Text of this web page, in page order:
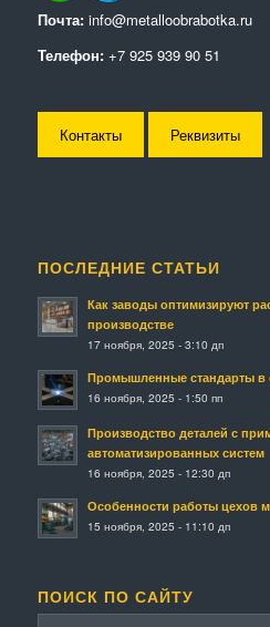
Почта: info@metalloobrabotka.ru
Телефон: +7 925 939 90 51
Контакты Реквизиты
ПОСЛЕДНИЕ СТАТЬИ
Как заводы оптимизируют
производстве
17 ноября, 2025 - 3:10 дп
Промышленные стандарты в
16 ноября, 2025 - 1:50 пп
Производство деталей с
автоматизированных систем
16 ноября, 2025 - 12:30 дп
Особенности работы цехов
15 ноября, 2025 - 11:10 дп
ПОИСК ПО САЙТУ